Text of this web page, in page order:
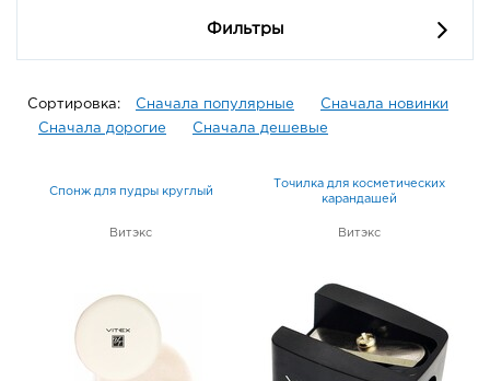
Фильтры
Сортировка: Сначала популярные
Сначала новинки
Сначала дорогие
Сначала дешевые
Спонж для пудры круглый
Витэкс
Точилка для косметических
карандашей
Витэкс